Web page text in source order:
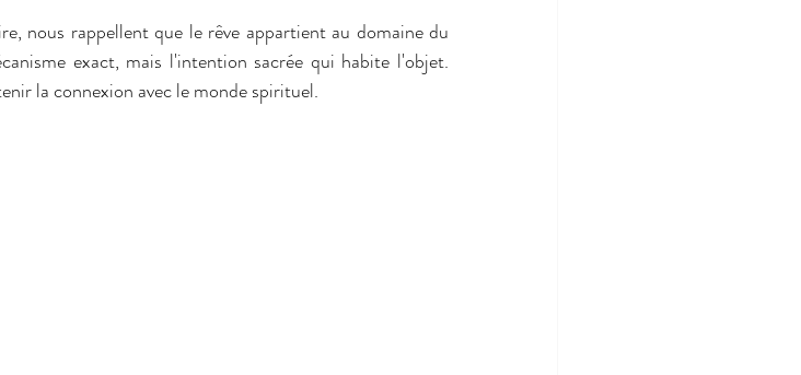
nous rappellent que le rêve appartient au domaine du
exact, mais l'intention sacrée qui habite l'objet.
la connexion avec le monde spirituel.